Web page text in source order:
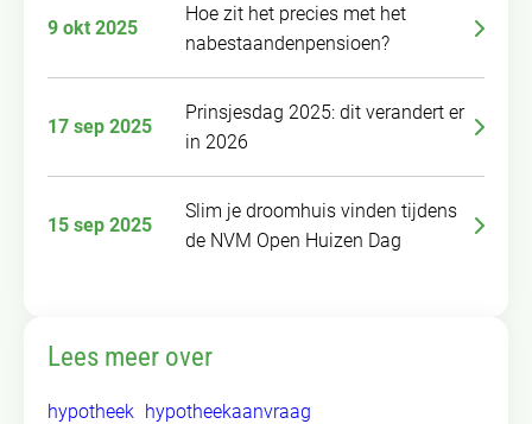
9 okt 2025
Hoe zit het precies met het
nabestaandenpensioen?
17 sep 2025
Prinsjesdag 2025: dit verandert er
in 2026
15 sep 2025
Slim je droomhuis vinden tijdens
de NVM Open Huizen Dag
Lees meer over
hypotheek hypotheekaanvraag